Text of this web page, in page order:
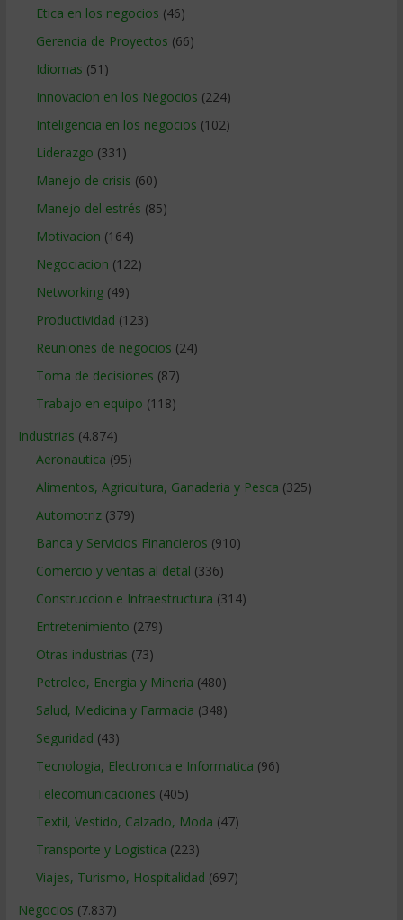
Etica en los negocios (46)
Gerencia de Proyectos (66)
Idiomas (51)
Innovacion en los Negocios (224)
Inteligencia en los negocios (102)
Liderazgo (331)
Manejo de crisis (60)
Manejo del estrés (85)
Motivacion (164)
Negociacion (122)
Networking(49)
Productividad (123)
Reuniones de negocios (24)
Toma de decisiones (87)
Trabajo en equipo (118)
Industrias (4.874)
Aeronautica (95)
Alimentos, Agricultura, Ganaderia y Pesca (325)
Automotriz(379)
Banca y Servicios Financieros (910)
Comercio y ventas al detal (336)
Construccion e Infraestructura (314)
Entretenimiento (279)
Otras industrias (73)
Petroleo, Energia y Mineria (480)
Salud, Medicina y Farmacia (348)
Seguridad (43)
Tecnologia, Electronica e Informatica (96)
Telecomunicaciones (405)
Textil, Vestido, Calzado, Moda (47)
Transporte y Logistica (223)
Viajes, Turismo, Hospitalidad (697)
Negocios (7.837)